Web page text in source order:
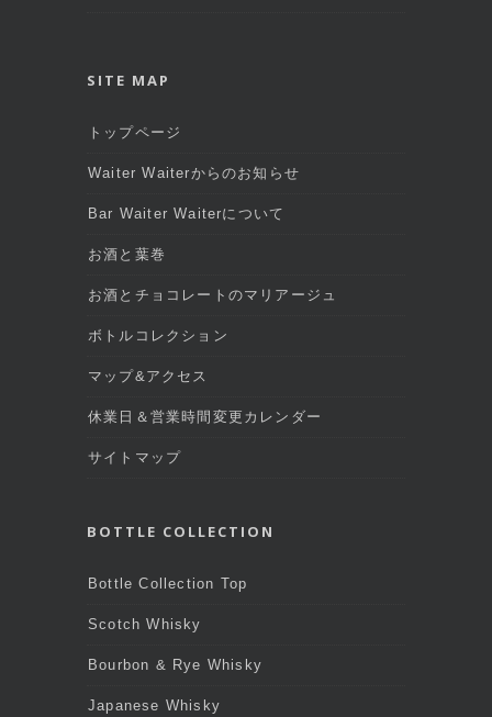
SITE MAP
トップページ
Waiter Waiterからのお知らせ
Bar Waiter Waiterについて
お酒と葉巻
お酒とチョコレートのマリアージュ
ボトルコレクション
マップ&アクセス
休業日＆営業時間変更カレンダー
サイトマップ
BOTTLE COLLECTION
Bottle Collection Top
Scotch Whisky
Bourbon & Rye Whisky
Japanese Whisky